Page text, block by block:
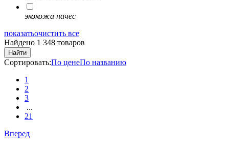
экокожа начес
показатьочистить все
Найдено 1 348 товаров
Найти
Сортировать:По ценеПо названию
1
2
3
...
21
Вперед